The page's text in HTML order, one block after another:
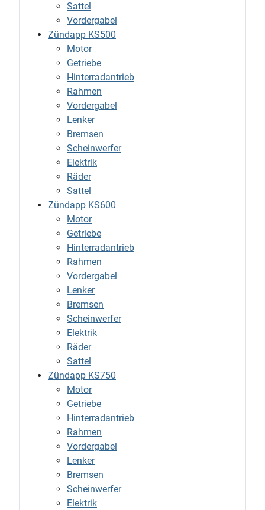
Sattel
Vordergabel
Zündapp KS500
Motor
Getriebe
Hinterradantrieb
Rahmen
Vordergabel
Lenker
Bremsen
Scheinwerfer
Elektrik
Räder
Sattel
Zündapp KS600
Motor
Getriebe
Hinterradantrieb
Rahmen
Vordergabel
Lenker
Bremsen
Scheinwerfer
Elektrik
Räder
Sattel
Zündapp KS750
Motor
Getriebe
Hinterradantrieb
Rahmen
Vordergabel
Lenker
Bremsen
Scheinwerfer
Elektrik